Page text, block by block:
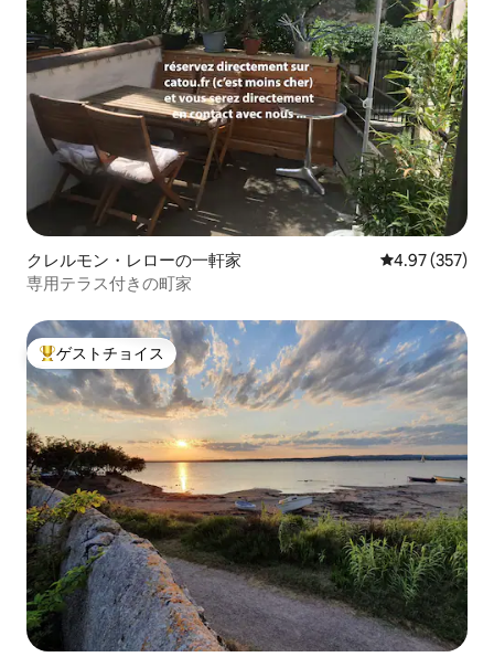
クレルモン・レローの一軒家 レビュー357
4.97 (357)
専用テラス付きの町家
大好評のゲストチョイスです。
ゲストチョイス